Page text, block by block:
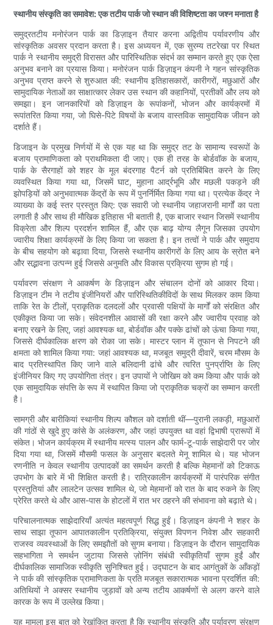
स्थानीय संस्कृति का समावेश: एक तटीय पार्क जो स्थान की विशिष्टता का जश्न मनाता है
समुद्रतटीय मनोरंजन पार्क का डिज़ाइन तैयार करना अद्वितीय पर्यावरणीय और
सांस्कृतिक अवसर प्रदान करता है। इस अध्ययन में, एक सुरम्य तटरेखा पर स्थित
पार्क ने स्थानीय समुद्री विरासत और पारिस्थितिक संदर्भ का सम्मान करते हुए एक ऐसा
अनुभव बनाने का प्रयास किया। मनोरंजन पार्क डिज़ाइन कंपनी ने गहन सांस्कृतिक
अनुभव प्राप्त करने से शुरुआत की: स्थानीय इतिहासकारों, कारीगरों, मछुआरों और
सामुदायिक नेताओं का साक्षात्कार लेकर उस स्थान की कहानियों, प्रतीकों और लय को
समझा। इन जानकारियों को डिज़ाइन के रूपांकनों, भोजन और कार्यक्रमों में
रूपांतरित किया गया, जो घिसे-पिटे विषयों के बजाय वास्तविक सामुदायिक जीवन को
दर्शाते हैं।
डिजाइन के प्रमुख निर्णयों में से एक यह था कि समुद्र तट के सामान्य स्वरूपों के
बजाय प्रामाणिकता को प्राथमिकता दी जाए। एक ही तरह के बोर्डवॉक के बजाय,
पार्क के सैरगाहों को शहर के मूल बंदरगाह पैटर्न को प्रतिबिंबित करने के लिए
व्यवस्थित किया गया था, जिसमें घाट, मुहाना आर्द्रभूमि और मछली पकड़ने की
झोपड़ियों को अनुभवात्मक केंद्रों के रूप में पुनर्निर्मित किया गया था। प्रत्येक केंद्र ने
व्याख्या के कई स्तर प्रस्तुत किए: एक सवारी जो स्थानीय जहाजरानी मार्गों का पता
लगाती है और साथ ही मौखिक इतिहास भी बताती है, एक बाजार स्थान जिसमें स्थानीय
विक्रेता और शिल्प प्रदर्शन शामिल हैं, और एक बाढ़ योग्य लैगून जिसका उपयोग
ज्वारीय शिक्षा कार्यक्रमों के लिए किया जा सकता है। इन तत्वों ने पार्क और समुदाय
के बीच सहयोग को बढ़ावा दिया, जिससे स्थानीय कारीगरों के लिए आय के स्रोत बने
और सद्भावना उत्पन्न हुई जिससे अनुमति और विकास प्रक्रिया सुगम हो गई।
पर्यावरण संरक्षण ने आकर्षण के डिज़ाइन और संचालन दोनों को आकार दिया।
डिज़ाइन टीम ने तटीय इंजीनियरों और पारिस्थितिकीविदों के साथ मिलकर काम किया
ताकि रेत के टीलों, प्राकृतिक दलदलों और प्रवासी पक्षियों के मार्गों को संरक्षित और
एकीकृत किया जा सके। संवेदनशील आवासों की रक्षा करने और ज्वारीय प्रवाह को
बनाए रखने के लिए, जहां आवश्यक था, बोर्डवॉक और पक्के ढांचों को ऊंचा किया गया,
जिससे दीर्घकालिक क्षरण को रोका जा सके। मास्टर प्लान में तूफान से निपटने की
क्षमता को शामिल किया गया: जहां आवश्यक था, मजबूत समुद्री दीवारें, चरम मौसम के
बाद प्रतिस्थापित किए जाने वाले बलिदानी ढांचे और त्वरित पुनर्प्राप्ति के लिए
इंजीनियर किए गए उपयोगिता तंत्र। इन उपायों ने जोखिम को कम किया और पार्क को
एक सामुदायिक संपत्ति के रूप में स्थापित किया जो प्राकृतिक चक्रों का सम्मान करती
है।
सामग्री और बारीकियां स्थानीय शिल्प कौशल को दर्शाती थीं—पुरानी लकड़ी, मछुआरों
की गांठों से खुदे हुए कांसे के अलंकरण, और जहां उपयुक्त था वहां द्विभाषी प्रारूपों में
संकेत। भोजन कार्यक्रम में स्थानीय मत्स्य पालन और फार्म-टू-पार्क साझेदारी पर जोर
दिया गया था, जिसमें मौसमी फसल के अनुसार बदलते मेनू शामिल थे। यह भोजन
रणनीति न केवल स्थानीय उत्पादकों का समर्थन करती है बल्कि मेहमानों को टिकाऊ
उपभोग के बारे में भी शिक्षित करती है। रात्रिकालीन कार्यक्रमों में पारंपरिक संगीत
प्रस्तुतियां और लालटेन उत्सव शामिल थे, जो मेहमानों को रात के बाद रुकने के लिए
प्रेरित करते थे और आस-पास के होटलों में रात भर ठहरने की संभावना को बढ़ाते थे।
परिचालनात्मक साझेदारियाँ अत्यंत महत्वपूर्ण सिद्ध हुईं। डिज़ाइन कंपनी ने शहर के
साथ साझा तूफान आपातकालीन प्रतिक्रिया, संयुक्त विपणन निवेश और सहकारी
राजस्व व्यवस्थाओं के लिए समझौतों को सुगम बनाया। डिज़ाइन के दौरान सामुदायिक
सहभागिता ने समर्थन जुटाया जिससे ज़ोनिंग संबंधी स्वीकृतियाँ सुगम हुईं और
दीर्घकालिक सामाजिक स्वीकृति सुनिश्चित हुई। उद्घाटन के बाद आगंतुकों के आँकड़ों
ने पार्क की सांस्कृतिक प्रामाणिकता के प्रति मजबूत सकारात्मक भावना प्रदर्शित की:
अतिथियों ने अक्सर स्थानीय जुड़ावों को अन्य तटीय आकर्षणों से अलग करने वाले
कारक के रूप में उल्लेख किया।
यह मामला इस बात को रेखांकित करता है कि स्थानीय संस्कृति और पर्यावरण संरक्षण